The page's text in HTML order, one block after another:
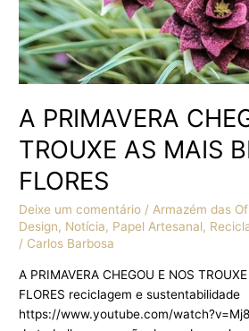
A PRIMAVERA
TROUXE AS MAIS
FLORES
Deixe um comentário / Armazém das
Design, Notícia, Papel Artesanal,
/ Carlos Barbosa
A PRIMAVERA CHEGOU E NOS
FLORES reciclagem e sustentabilidade
https://www.youtube.com/
BELAS
FLORES